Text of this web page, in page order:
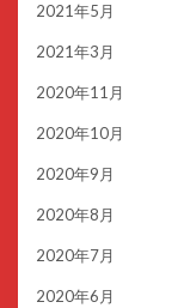
2021年5月
2021年3月
2020年11月
2020年10月
2020年9月
2020年8月
2020年7月
2020年6月